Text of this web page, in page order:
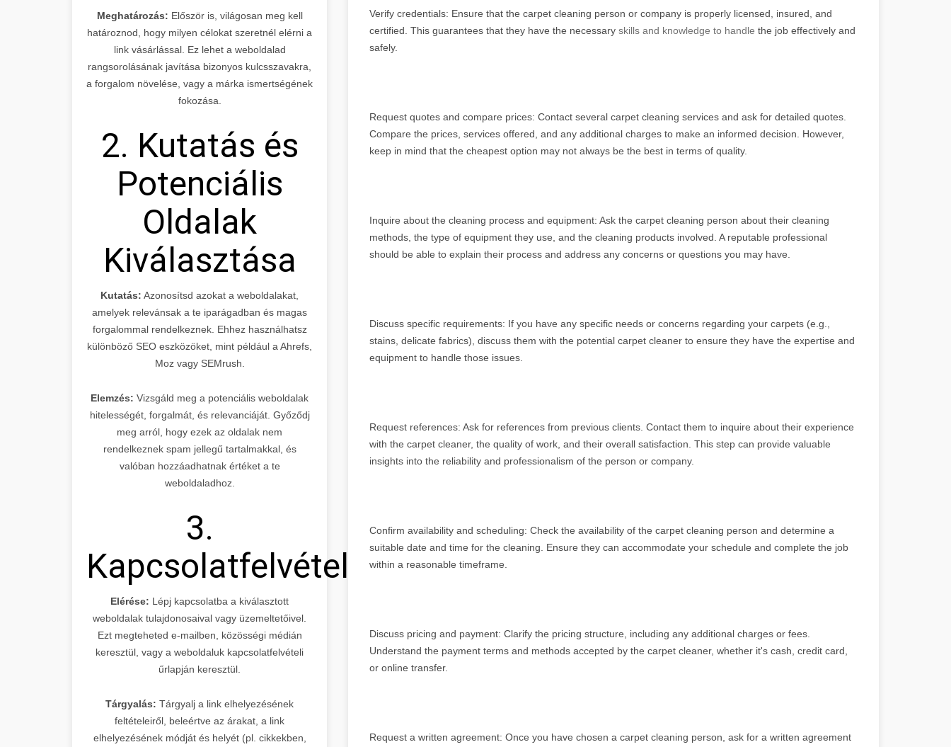
Meghatározás: Először is, világosan meg kell
határoznod, hogy milyen célokat szeretnél elérni a
link vásárlással. Ez lehet a weboldalad
rangsorolásának javítása bizonyos kulcsszavakra,
a forgalom növelése, vagy a márka ismertségének
fokozása.
2. Kutatás és
Potenciális
Oldalak
Kiválasztása
Kutatás: Azonosítsd azokat a weboldalakat,
amelyek relevánsak a te iparágadban és magas
forgalommal rendelkeznek. Ehhez használhatsz
különböző SEO eszközöket, mint például a Ahrefs,
Moz vagy SEMrush.
Elemzés: Vizsgáld meg a potenciális weboldalak
hitelességét, forgalmát, és relevanciáját. Győződj
meg arról, hogy ezek az oldalak nem
rendelkeznek spam jellegű tartalmakkal, és
valóban hozzáadhatnak értéket a te
weboldaladhoz.
3.
Kapcsolatfelvétel
Elérése: Lépj kapcsolatba a kiválasztott
weboldalak tulajdonosaival vagy üzemeltetőivel.
Ezt megteheted e-mailben, közösségi médián
keresztül, vagy a weboldaluk kapcsolatfelvételi
űrlapján keresztül.
Tárgyalás: Tárgyalj a link elhelyezésének
feltételeiről, beleértve az árakat, a link
elhelyezésének módját és helyét (pl. cikkekben,
Verify credentials: Ensure that the carpet cleaning person or company is properly licensed, insured, and
certified. This guarantees that they have the necessary skills and knowledge to handle the job effectively and
safely.
Request quotes and compare prices: Contact several carpet cleaning services and ask for detailed quotes.
Compare the prices, services offered, and any additional charges to make an informed decision. However,
keep in mind that the cheapest option may not always be the best in terms of quality.
Inquire about the cleaning process and equipment: Ask the carpet cleaning person about their cleaning
methods, the type of equipment they use, and the cleaning products involved. A reputable professional
should be able to explain their process and address any concerns or questions you may have.
Discuss specific requirements: If you have any specific needs or concerns regarding your carpets (e.g.,
stains, delicate fabrics), discuss them with the potential carpet cleaner to ensure they have the expertise and
equipment to handle those issues.
Request references: Ask for references from previous clients. Contact them to inquire about their experience
with the carpet cleaner, the quality of work, and their overall satisfaction. This step can provide valuable
insights into the reliability and professionalism of the person or company.
Confirm availability and scheduling: Check the availability of the carpet cleaning person and determine a
suitable date and time for the cleaning. Ensure they can accommodate your schedule and complete the job
within a reasonable timeframe.
Discuss pricing and payment: Clarify the pricing structure, including any additional charges or fees.
Understand the payment terms and methods accepted by the carpet cleaner, whether it's cash, credit card,
or online transfer.
Request a written agreement: Once you have chosen a carpet cleaning person, ask for a written agreement